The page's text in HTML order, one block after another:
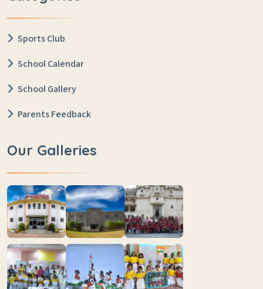
Sports Club
School Calendar
School Gallery
Parents Feedback
Our Galleries